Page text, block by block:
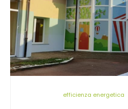
efficienza energetica